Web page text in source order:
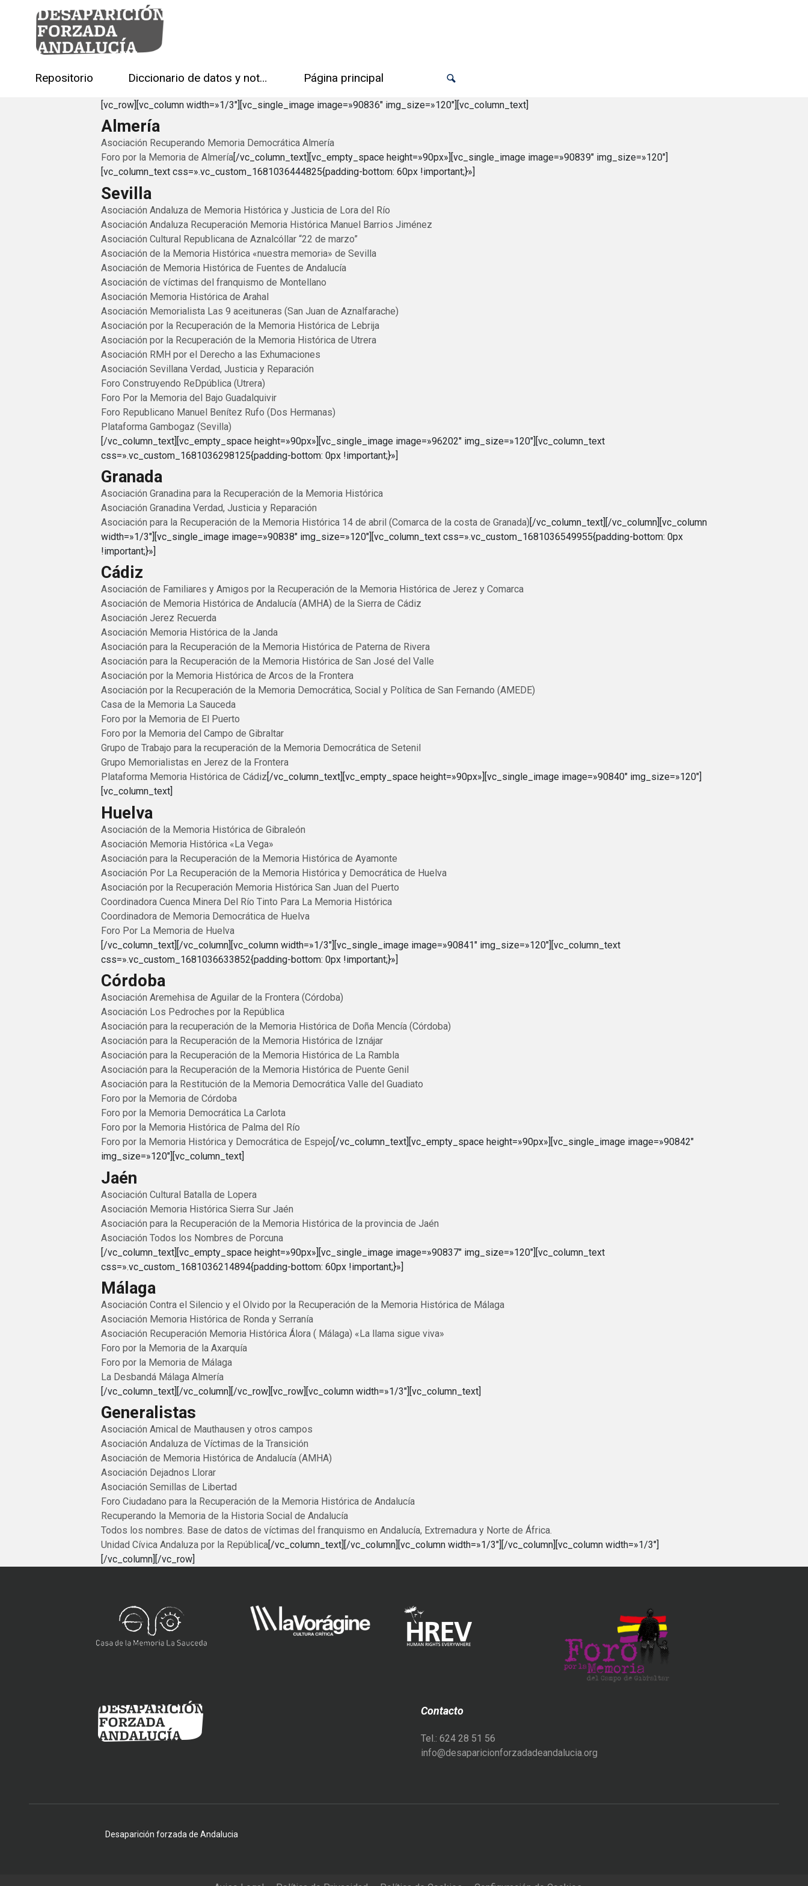
Repositorio Diccionario de datos y notas técnicas Página principal
[vc_row][vc_column width=»1/3″][vc_single_image image=»90836″ img_size=»120″][vc_column_text]
Almería
Asociación Recuperando Memoria Democrática Almería
Foro por la Memoria de Almería [/vc_column_text][vc_empty_space height=»90px»][vc_single_image image=»90839″ img_size=»120″]
[vc_column_text css=».vc_custom_1681036444825{padding-bottom: 60px !important;}»]
Sevilla
Asociación Andaluza de Memoria Histórica y Justicia de Lora del Río
Asociación Andaluza Recuperación Memoria Histórica Manuel Barrios Jiménez
Asociación Cultural Republicana de Aznalcóllar “22 de marzo”
Asociación de la Memoria Histórica «nuestra memoria» de Sevilla
Asociación de Memoria Histórica de Fuentes de Andalucía
Asociación de víctimas del franquismo de Montellano
Asociación Memoria Histórica de Arahal
Asociación Memorialista Las 9 aceituneras (San Juan de Aznalfarache)
Asociación por la Recuperación de la Memoria Histórica de Lebrija
Asociación por la Recuperación de la Memoria Histórica de Utrera
Asociación RMH por el Derecho a las Exhumaciones
Asociación Sevillana Verdad, Justicia y Reparación
Foro Construyendo ReDpública (Utrera)
Foro Por la Memoria del Bajo Guadalquivir
Foro Republicano Manuel Benítez Rufo (Dos Hermanas)
Plataforma Gambogaz (Sevilla)
[/vc_column_text][vc_empty_space height=»90px»][vc_single_image image=»96202″ img_size=»120″][vc_column_text
css=».vc_custom_1681036298125{padding-bottom: 0px !important;}»]
Granada
Asociación Granadina para la Recuperación de la Memoria Histórica
Asociación Granadina Verdad, Justicia y Reparación
Asociación para la Recuperación de la Memoria Histórica 14 de abril (Comarca de la costa de Granada)[/vc_column_text][/vc_column][vc_column
width=»1/3″][vc_single_image image=»90838″ img_size=»120″][vc_column_text css=».vc_custom_1681036549955{padding-bottom: 0px
!important;}»]
Cádiz
Asociación de Familiares y Amigos por la Recuperación de la Memoria Histórica de Jerez y Comarca
Asociación de Memoria Histórica de Andalucía (AMHA) de la Sierra de Cádiz
Asociación Jerez Recuerda
Asociación Memoria Histórica de la Janda
Asociación para la Recuperación de la Memoria Histórica de Paterna de Rivera
Asociación para la Recuperación de la Memoria Histórica de San José del Valle
Asociación por la Memoria Histórica de Arcos de la Frontera
Asociación por la Recuperación de la Memoria Democrática, Social y Política de San Fernando (AMEDE)
Casa de la Memoria La Sauceda
Foro por la Memoria de El Puerto
Foro por la Memoria del Campo de Gibraltar
Grupo de Trabajo para la recuperación de la Memoria Democrática de Setenil
Grupo Memorialistas en Jerez de la Frontera
Plataforma Memoria Histórica de Cádiz [/vc_column_text][vc_empty_space height=»90px»][vc_single_image image=»90840″ img_size=»120″]
[vc_column_text]
Huelva
Asociación de la Memoria Histórica de Gibraleón
Asociación Memoria Histórica «La Vega»
Asociación para la Recuperación de la Memoria Histórica de Ayamonte
Asociación Por La Recuperación de la Memoria Histórica y Democrática de Huelva
Asociación por la Recuperación Memoria Histórica San Juan del Puerto
Coordinadora Cuenca Minera Del Río Tinto Para La Memoria Histórica
Coordinadora de Memoria Democrática de Huelva
Foro Por La Memoria de Huelva
[/vc_column_text][/vc_column][vc_column width=»1/3″][vc_single_image image=»90841″ img_size=»120″][vc_column_text
css=».vc_custom_1681036633852{padding-bottom: 0px !important;}»]
Córdoba
Asociación Aremehisa de Aguilar de la Frontera (Córdoba)
Asociación Los Pedroches por la República
Asociación para la recuperación de la Memoria Histórica de Doña Mencía (Córdoba)
Asociación para la Recuperación de la Memoria Histórica de Iznájar
Asociación para la Recuperación de la Memoria Histórica de La Rambla
Asociación para la Recuperación de la Memoria Histórica de Puente Genil
Asociación para la Restitución de la Memoria Democrática Valle del Guadiato
Foro por la Memoria de Córdoba
Foro por la Memoria Democrática La Carlota
Foro por la Memoria Histórica de Palma del Río
Foro por la Memoria Histórica y Democrática de Espejo[/vc_column_text][vc_empty_space height=»90px»][vc_single_image image=»90842″
img_size=»120″][vc_column_text]
Jaén
Asociación Cultural Batalla de Lopera
Asociación Memoria Histórica Sierra Sur Jaén
Asociación para la Recuperación de la Memoria Histórica de la provincia de Jaén
Asociación Todos los Nombres de Porcuna
[/vc_column_text][vc_empty_space height=»90px»][vc_single_image image=»90837″ img_size=»120″][vc_column_text
css=».vc_custom_1681036214894{padding-bottom: 60px !important;}»]
Málaga
Asociación Contra el Silencio y el Olvido por la Recuperación de la Memoria Histórica de Málaga
Asociación Memoria Histórica de Ronda y Serranía
Asociación Recuperación Memoria Histórica Álora ( Málaga) «La llama sigue viva»
Foro por la Memoria de la Axarquía
Foro por la Memoria de Málaga
La Desbandá Málaga Almería
[/vc_column_text][/vc_column][/vc_row][vc_row][vc_column width=»1/3″][vc_column_text]
Generalistas
Asociación Amical de Mauthausen y otros campos
Asociación Andaluza de Víctimas de la Transición
Asociación de Memoria Histórica de Andalucía (AMHA)
Asociación Dejadnos Llorar
Asociación Semillas de Libertad
Foro Ciudadano para la Recuperación de la Memoria Histórica de Andalucía
Recuperando la Memoria de la Historia Social de Andalucía
Todos los nombres. Base de datos de víctimas del franquismo en Andalucía, Extremadura y Norte de África.
Unidad Cívica Andaluza por la República [/vc_column_text][/vc_column][vc_column width=»1/3″][/vc_column][vc_column width=»1/3″]
[/vc_column][/vc_row]
Contacto
Tel.: 624 28 51 56
info@desaparicionforzadadeandalucia.org
Desaparición forzada de Andalucia